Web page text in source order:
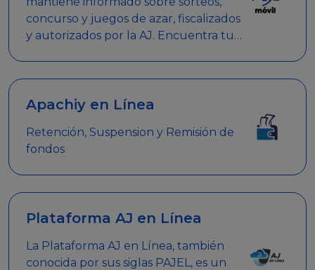
concurso y juegos de azar, fiscalizados
y autorizados por la AJ. Encuentra tus
clave.
Apachiy en Línea
Retención, Suspension y Remisión de
fondos
Plataforma AJ en Línea
La Plataforma AJ en Línea, también
conocida por sus siglas PAJEL, es un